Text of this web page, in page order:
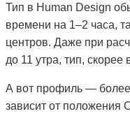
Тип в Human Design
времени на 1–2 часа,
центров. Даже при
до 11 утра, тип, скорее
А вот профиль — более
зависит от положения